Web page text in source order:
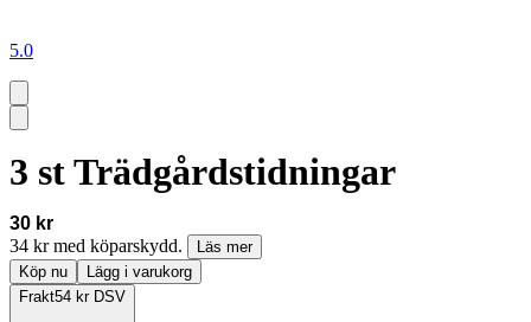
5.0
3 st Trädgårdstidningar
30 kr
34 kr med köparskydd.
Läs mer
Köp nu
Lägg i varukorg
Frakt54 kr DSV